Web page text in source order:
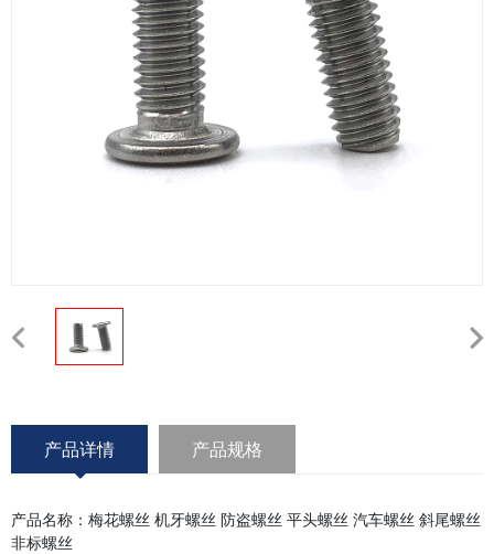
产品详情 产品规格
产品名称：梅花螺丝 机牙螺丝 防盗螺丝 平头螺丝 汽车螺丝 斜尾螺丝
非标螺丝